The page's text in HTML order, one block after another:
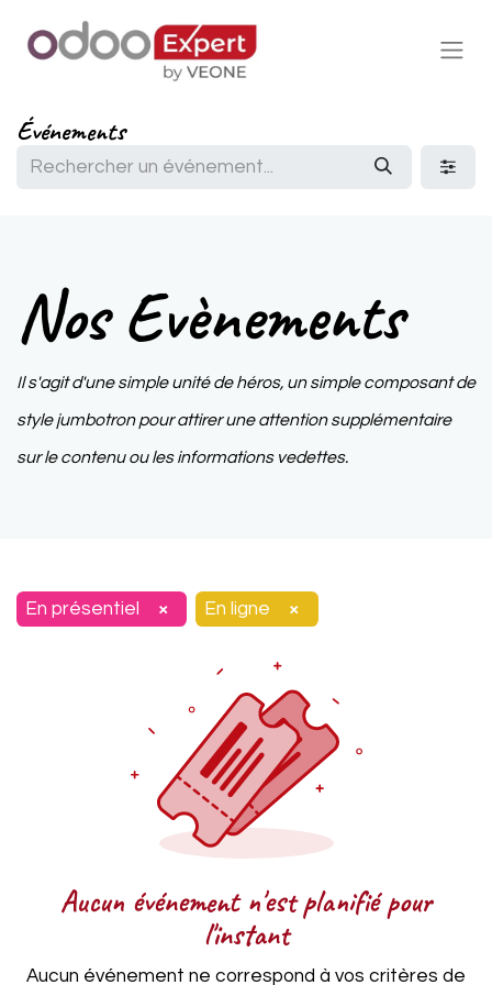
Événements
Nos Evènements
Il s'agit d'une simple unité de héros, un simple composant de
style jumbotron pour attirer une attention supplémentaire
sur le contenu ou les informations vedettes.
En présentiel × En ligne ×
Aucun événement n'est planifié pour
l'instant
Aucun événement ne correspond à vos critères de